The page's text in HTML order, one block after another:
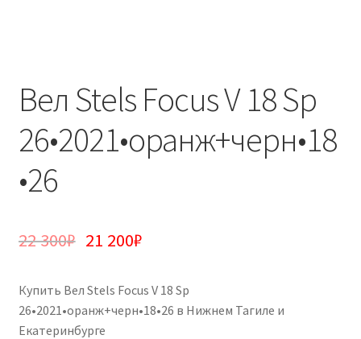
Вел Stels Focus V 18 Sp
26•2021•оранж+черн•18
•26
22 300₽ 21 200₽
Купить Вел Stels Focus V 18 Sp
26•2021•оранж+черн•18•26 в Нижнем Тагиле и
Екатеринбурге